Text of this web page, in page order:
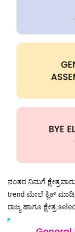
ನಂತರ ನಿಮಗೆ
trend ಮೇಲೆ ಕ್ಲಿಕ್
ರಾಜ್ಯ ಹಾಗೂ ಕ್ಷೇತ್ರ